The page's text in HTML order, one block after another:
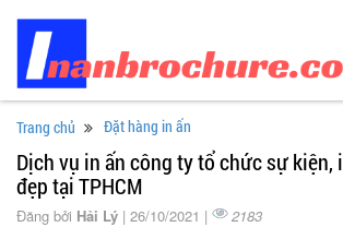
Trang chủ Đặt hàng in ấn
Dịch vụ in ấn công ty tổ chức sự kiện,
đẹp tại TPHCM
Đăng bởi Hải Lý | 26/10/2021 | 2183